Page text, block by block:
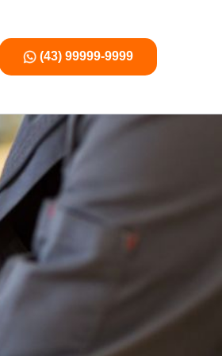
(43) 99999-9999